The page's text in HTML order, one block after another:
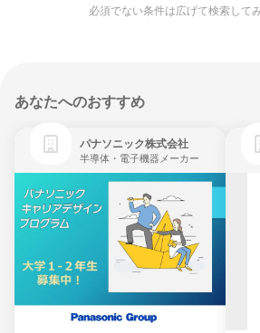
必須でない条件は広げて検索して
あなたへのおすすめ
パナソニック株式会社
半導体・電子機器メーカー